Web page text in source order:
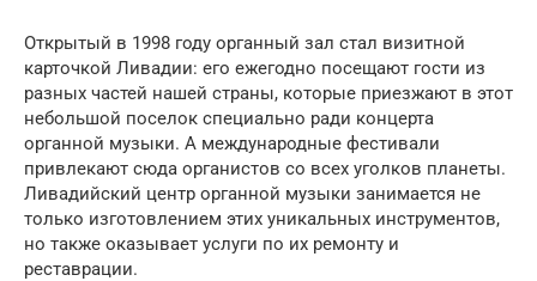
Открытый в 1998 году органный зал стал визитной
карточкой Ливадии: его ежегодно посещают гости из
разных частей нашей страны, которые приезжают в этот
небольшой поселок специально ради концерта
органной музыки. А международные фестивали
привлекают сюда органистов со всех уголков планеты.
Ливадийский центр органной музыки занимается не
только изготовлением этих уникальных инструментов,
но также оказывает услуги по их ремонту и
реставрации.